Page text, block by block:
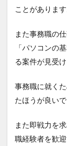
ことがあります
また事務職の
「パソコンの
る案件が見受け
事務職に就く
たほうが良いで
また即戦力を
職経験者を歓